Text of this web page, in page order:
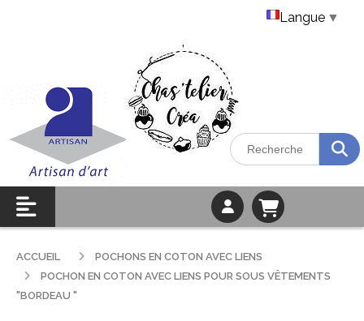
ACCUEIL
POCHONS EN COTON AVEC LIENS
POCHON EN COTON AVEC LIENS POUR SOUS VÊTEMENTS
"BORDEAU "
Langue ▼